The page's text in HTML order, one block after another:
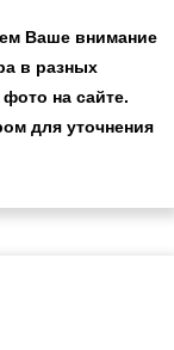
Ваше внимание
в разных
на сайте.
для уточнения